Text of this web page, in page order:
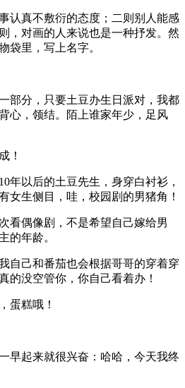
认真不敷衍的态度；二则别人能感
，对画的人来说也是一种抒发。然
袋里，写上名字。
部分，只要土豆办生日派对，我都
心，领结。陌上谁家年少，足风
！
年以后的土豆先生，身穿白衬衫，
女生侧目，哇，校园剧的男猪角！
看偶像剧，不是希望自己嫁给男
的年龄。
自己和番茄也会根据哥哥的穿着穿
的没空管你，你自己看着办！
蛋糕哦！
早起来就很兴奋：哈哈，今天我终